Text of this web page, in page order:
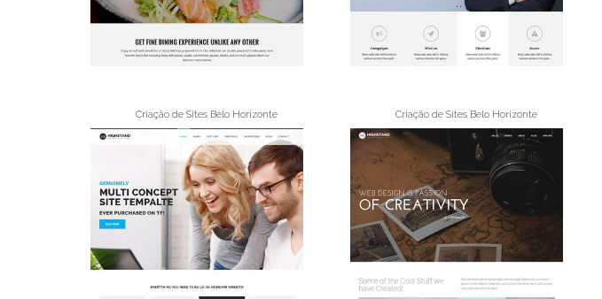
Criação de Sites Belo Horizonte Criação de Sites Belo Horizonte